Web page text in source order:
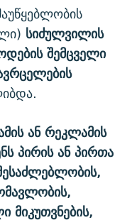
სიძულვილის
შემცველი
ან რეკლამის
პირის ან პირთა
მიკუთვნების,